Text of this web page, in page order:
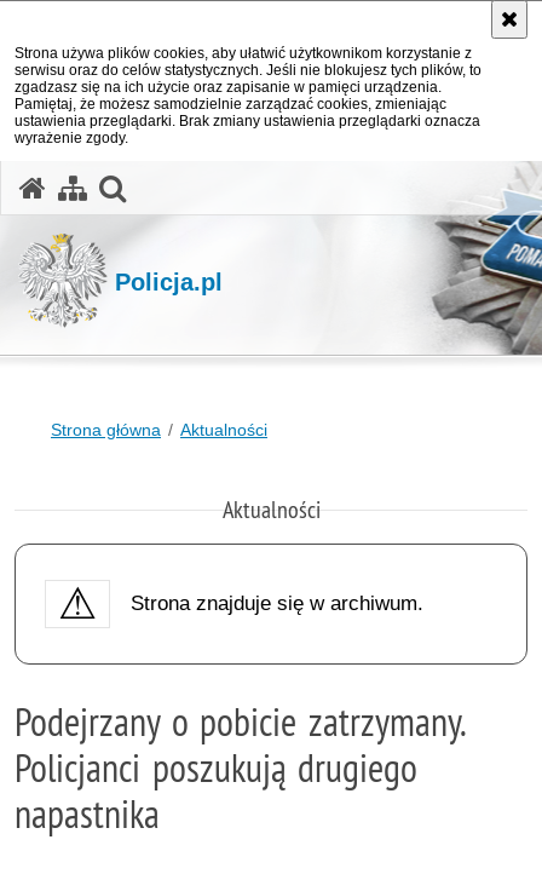
Strona używa plików cookies, aby ułatwić użytkownikom korzystanie z
serwisu oraz do celów statystycznych. Jeśli nie blokujesz tych plików, to
zgadzasz się na ich użycie oraz zapisanie w pamięci urządzenia.
Pamiętaj, że możesz samodzielnie zarządzać cookies, zmieniając
ustawienia przeglądarki. Brak zmiany ustawienia przeglądarki oznacza
wyrażenie zgody.
Policja.pl
Strona główna Aktualności
Aktualności
Strona znajduje się w archiwum.
Podejrzany o pobicie zatrzymany.
Policjanci poszukują drugiego
napastnika